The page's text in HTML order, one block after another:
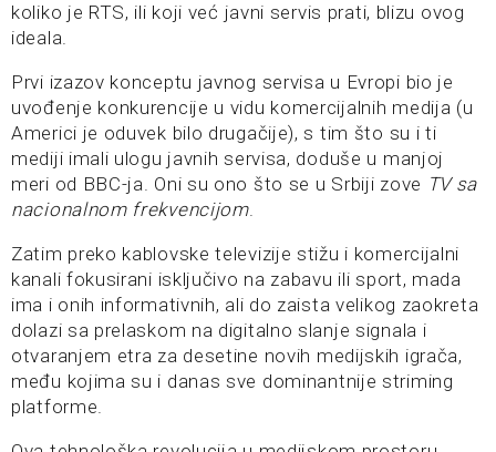
koliko je RTS, ili koji već javni servis prati, blizu ovog
ideala.
Prvi izazov konceptu javnog servisa u Evropi bio je
uvođenje konkurencije u vidu komercijalnih medija (u
Americi je oduvek bilo drugačije), s tim što su i ti
mediji imali ulogu javnih servisa, doduše u manjoj
meri od BBC-ja. Oni su ono što se u Srbiji zove TV sa
nacionalnom frekvencijom.
Zatim preko kablovske televizije stižu i komercijalni
kanali fokusirani isključivo na zabavu ili sport, mada
ima i onih informativnih, ali do zaista velikog zaokreta
dolazi sa prelaskom na digitalno slanje signala i
otvaranjem etra za desetine novih medijskih igrača,
među kojima su i danas sve dominantnije striming
platforme.